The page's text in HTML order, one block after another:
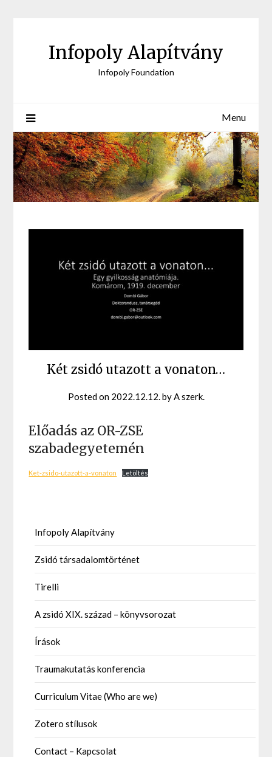
Infopoly Alapítvány
Infopoly Foundation
Menu
Két zsidó utazott a vonaton…
Posted on 2022.12.12.byA szerk.
Előadás az OR-ZSE
szabadegyetemén
Ket-zsido-utazott-a-vonaton Letöltés
Infopoly Alapítvány
Zsidó társadalomtörténet
Tirelli
A zsidó XIX. század – könyvsorozat
Írások
Traumakutatás konferencia
Curriculum Vitae (Who are we)
Zotero stílusok
Contact – Kapcsolat